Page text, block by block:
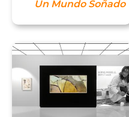
Un Mundo Soñado